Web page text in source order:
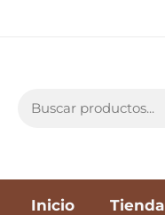
Inicio